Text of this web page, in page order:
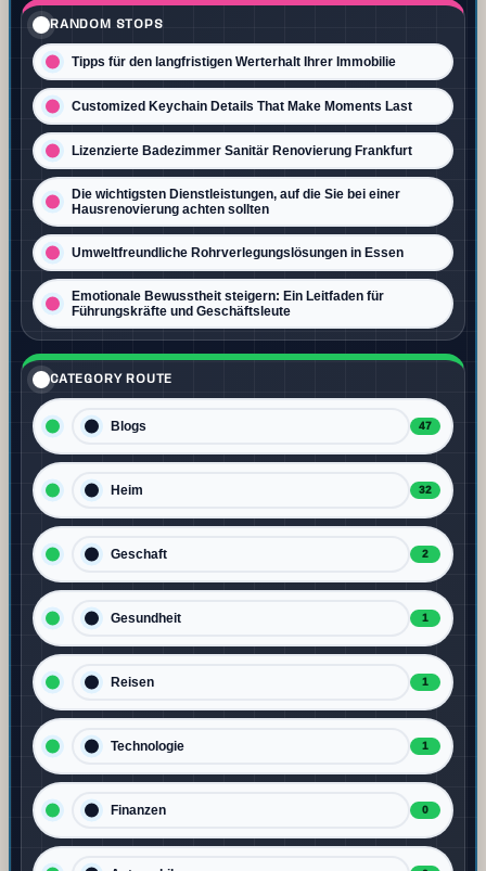
RANDOM STOPS
Tipps für den langfristigen Werterhalt Ihrer Immobilie
Customized Keychain Details That Make Moments Last
Lizenzierte Badezimmer Sanitär Renovierung Frankfurt
Die wichtigsten Dienstleistungen, auf die Sie bei einer
Hausrenovierung achten sollten
Umweltfreundliche Rohrverlegungslösungen in Essen
Emotionale Bewusstheit steigern: Ein Leitfaden für
Führungskräfte und Geschäftsleute
CATEGORY ROUTE
Blogs 47
Heim 32
Geschaft 2
Gesundheit 1
Reisen 1
Technologie 1
Finanzen 0